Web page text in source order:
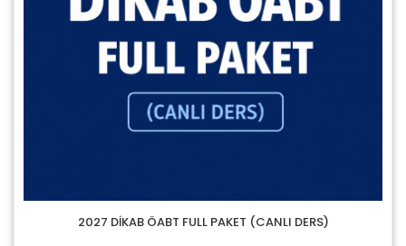
2027 DİKAB ÖABT FULL PAKET (CANLI DERS)